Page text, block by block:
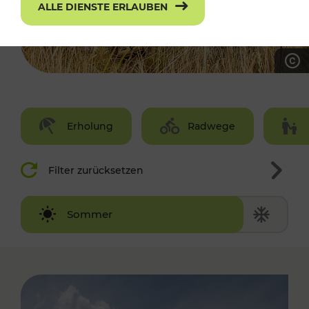
Erholung Radwege
Filter zurücksetzen
Sommer
Winter
ALLE DIENSTE ERLAUBEN